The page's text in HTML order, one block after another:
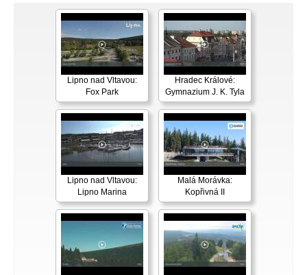
Lipno nad Vltavou:
Fox Park
Hradec Králové:
Gymnazium J. K. Tyla
Lipno nad Vltavou:
Lipno Marina
Malá Morávka:
Kopřivná II